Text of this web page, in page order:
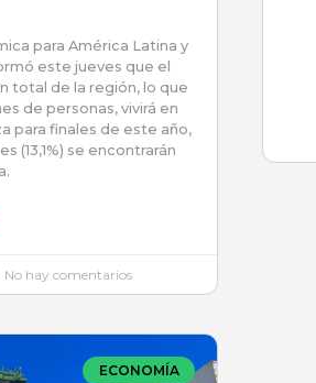
para América Latina y
este jueves que el
total de la región, lo que
de personas, vivirá en
para finales de este año,
(13,1%) se encontrarán
No hay comentarios
ECONOMÍA